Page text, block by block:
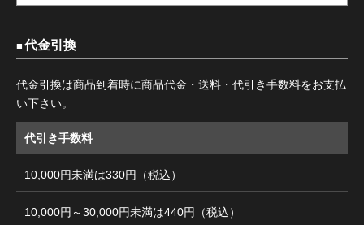
代金引換
代金引換は商品到着時に商品代金・送料・代引き手数料をお支払
い下さい。
代引き手数料
10,000円未満は330円（税込）
10,000円～30,000円未満は440円（税込）